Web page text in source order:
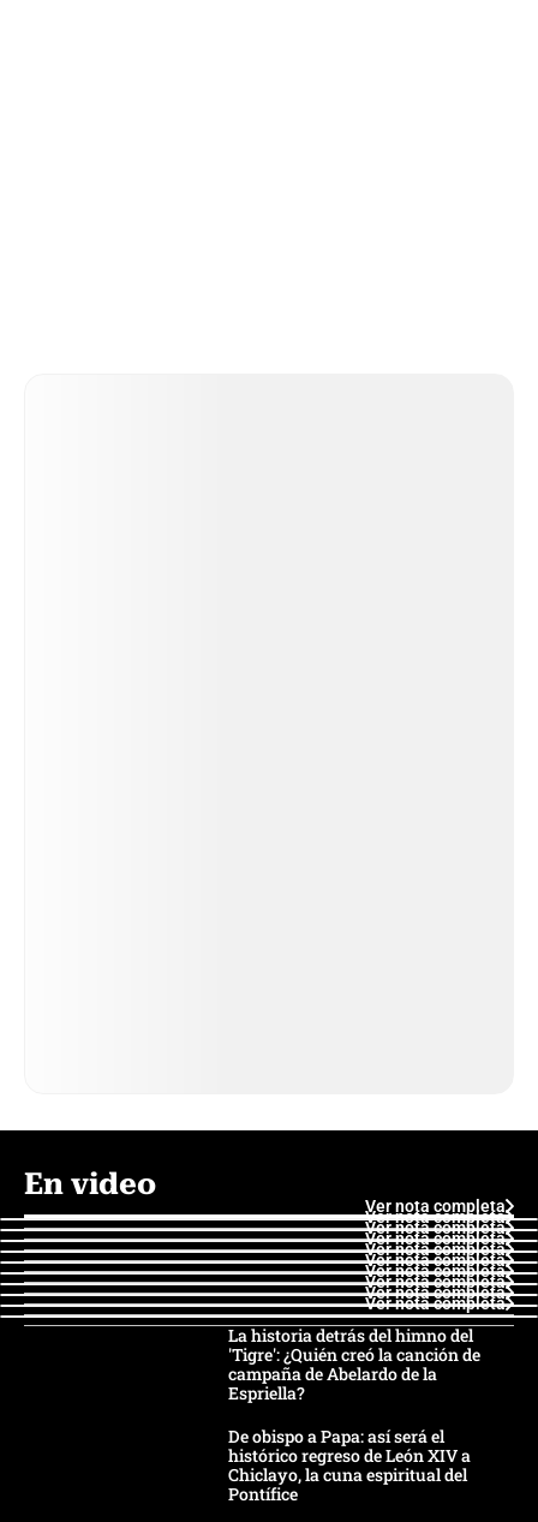
En video
Ver nota completa
Ver nota completa
Ver nota completa
Ver nota completa
Ver nota completa
Ver nota completa
Ver nota completa
Ver nota completa
Ver nota completa
Ver nota completa
La historia detrás del himno del
'Tigre': ¿Quién creó la canción de
campaña de Abelardo de la
Espriella?
De obispo a Papa: así será el
histórico regreso de León XIV a
Chiclayo, la cuna espiritual del
Pontífice